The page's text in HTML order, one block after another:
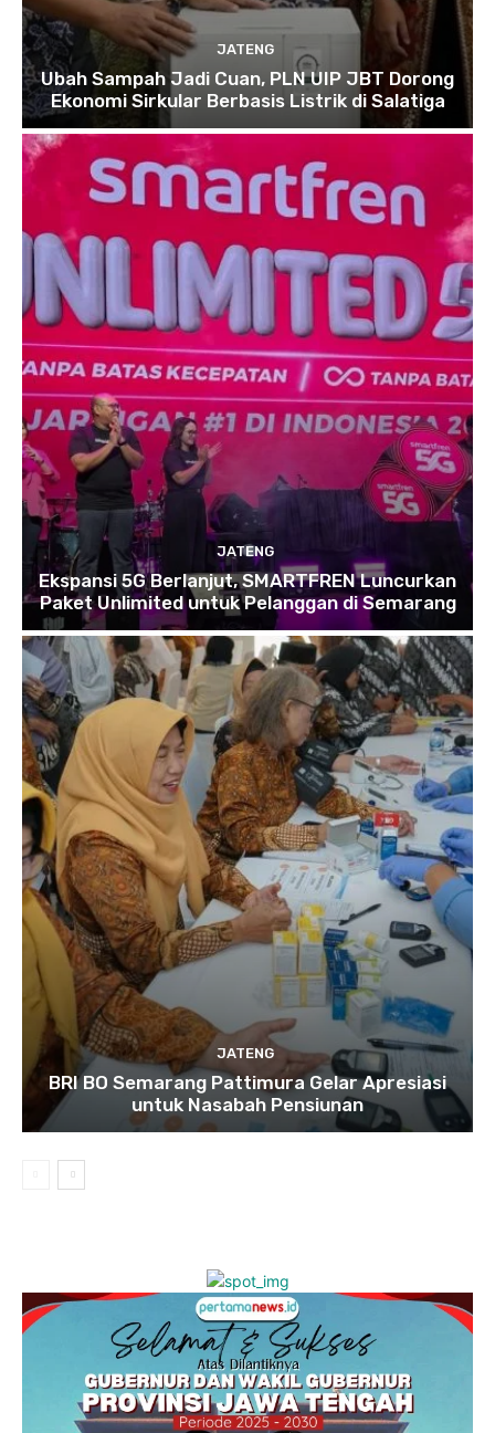
JATENG
Ubah Sampah Jadi Cuan, PLN UIP JBT Dorong
Ekonomi Sirkular Berbasis Listrik di Salatiga
JATENG
Ekspansi 5G Berlanjut, SMARTFREN Luncurkan
Paket Unlimited untuk Pelanggan di Semarang
JATENG
BRI BO Semarang Pattimura Gelar Apresiasi
untuk Nasabah Pensiunan